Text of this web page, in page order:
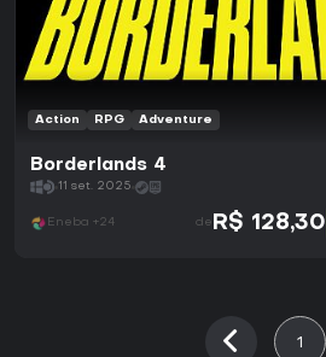
Action RPG Adventure
Borderlands 4
11 set. 2025
Eneba +24 de R$ 128,30
1